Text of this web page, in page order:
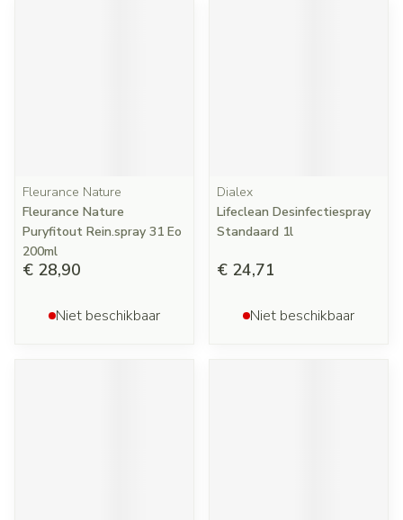
Fleurance Nature
Fleurance Nature
Puryfitout Rein.spray 31 Eo
200ml
€ 28,90
Niet beschikbaar
Dialex
Lifeclean Desinfectiespray
Standaard 1l
€ 24,71
Niet beschikbaar